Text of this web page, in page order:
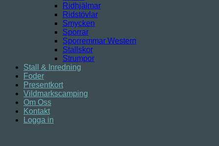
Ridhjälmar
Ridstövlar
Smycken
Sporrar
Sporremmar Western
Stallskor
Strumpor
Stall & Inredning
Foder
Presentkort
Vildmarkscamping
Om Oss
Kontakt
Logga in